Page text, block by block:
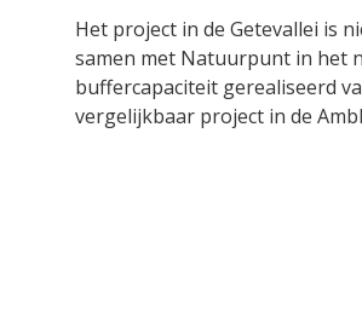
Het project in de Getevallei is
samen met Natuurpunt in het
buffercapaciteit gerealiseerd
vergelijkbaar project in de